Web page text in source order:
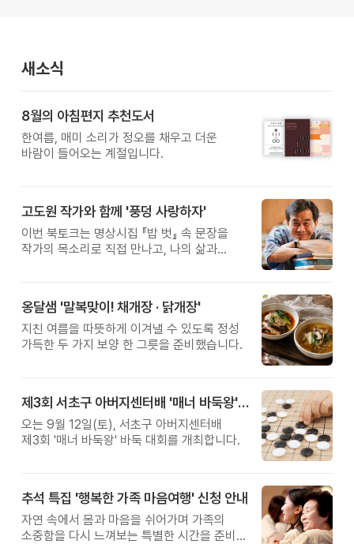
새소식
8월의 아침편지 추천도서
한여름, 매미 소리가 정오를 채우고 더운
바람이 들어오는 계절입니다.
고도원 작가와 함께 '풍덩 사랑하자'
이번 북토크는 명상시집 『밥 벗』 속 문장을
작가의 목소리로 직접 만나고, 나의 삶과
옹달샘 '말복맞이! 채개장 · 닭개장'
지친 여름을 따뜻하게 이겨낼 수 있도록 정성
가득한 두 가지 보양 한 그릇을 준비했습니다.
제3회 서초구 아버지센터배 '매너 바둑왕' 대회
오는 9월 12일(토), 서초구 아버지센터배
제3회 '매너 바둑왕' 바둑 대회를 개최합니다.
추석 특집 '행복한 가족 마음여행' 신청 안내
자연 속에서 몸과 마음을 쉬어가며 가족의
소중함을 다시 느껴보는 특별한 시간을 준비해